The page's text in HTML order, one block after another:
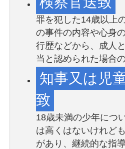
罪を犯した14歳以上
の事件の内容や心身
行歴などから、成人
当と認められた場合の
知事又は児
致
18歳未満の少年につ
は高くはないけれど
があり、継続的な指